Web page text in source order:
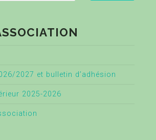
2027 et bulletin d’adhésion
2025-2026